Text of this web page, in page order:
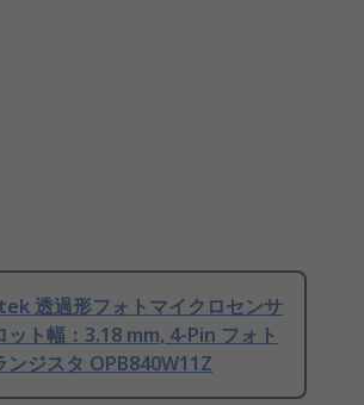
透過形フォトマイクロセンサ
ット幅：3.18 mm, 4-Pin フォト
ンジスタ OPB840W11Z